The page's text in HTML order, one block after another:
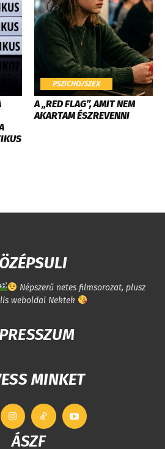
PSZICHO/SZEX
A „RED FLAG”, AMIT NEM
AKARTAM ÉSZREVENNI
Népszerű netes filmsorozat, plusz
weboldal Nektek
MINKET
ÁSZF